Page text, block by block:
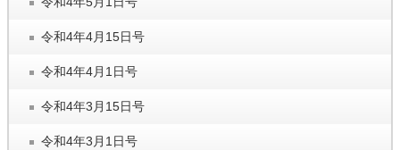
令和4年4月15日号
令和4年4月1日号
令和4年3月15日号
令和4年3月1日号